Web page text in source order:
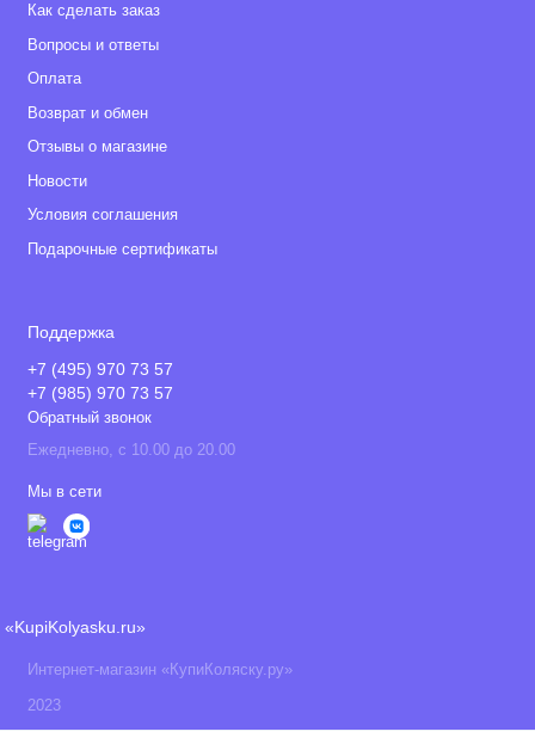
Как сделать заказ
Вопросы и ответы
Оплата
Возврат и обмен
Отзывы о магазине
Новости
Условия соглашения
Подарочные сертификаты
Поддержка
+7 (495) 970 73 57
+7 (985) 970 73 57
Обратный звонок
Ежедневно, с 10.00 до 20.00
Мы в сети
«KupiKolyasku.ru»
Интернет-магазин «КупиКоляску.ру»
2023